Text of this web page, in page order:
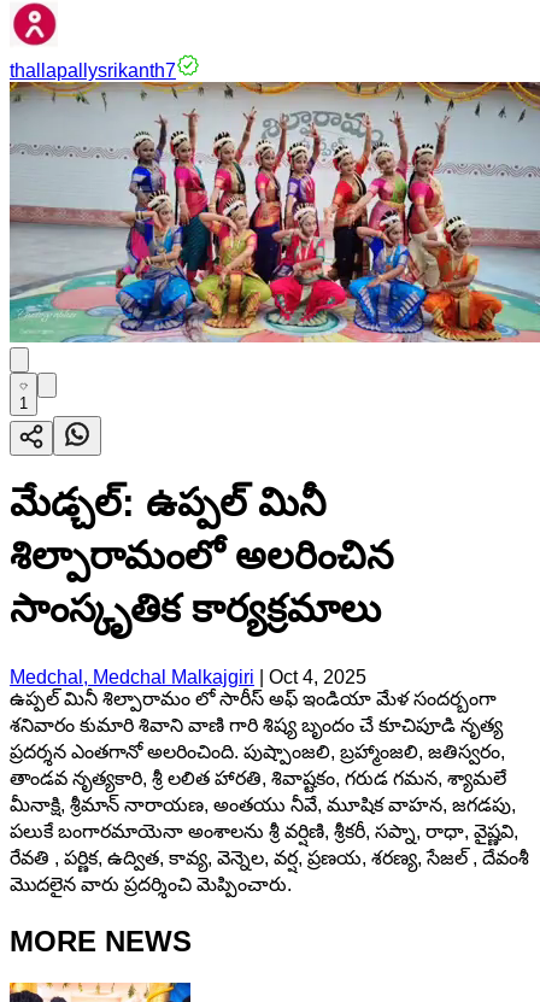
thallapallysrikanth7
1
మేడ్చల్: ఉప్పల్ మినీ
శిల్పారామంలో అలరించిన
సాంస్కృతిక కార్యక్రమాలు
Medchal, Medchal Malkajgiri
Oct 4, 2025
ఉప్పల్ మినీ శిల్పారామం లో సారీస్ అఫ్ ఇండియా మేళ సందర్బంగా
శనివారం కుమారి శివాని వాణి గారి శిష్య బృందం చే కూచిపూడి నృత్య
ప్రదర్శన ఎంతగానో అలరించింది. పుష్పాంజలి, బ్రహ్మాంజలి, జతిస్వరం,
తాండవ నృత్యకారి, శ్రీ లలిత హారతి, శివాష్టకం, గరుడ గమన, శ్యామలే
మీనాక్షి, శ్రీమాన్ నారాయణ, అంతయు నీవే, మూషిక వాహన, జగడపు,
పలుకే బంగారమాయెనా అంశాలను శ్రీ వర్షిణి, శ్రీకరీ, సప్నా, రాధా, వైష్ణవి,
రేవతి , పర్ణిక, ఉద్విత, కావ్య, వెన్నెల, వర్ష, ప్రణయ, శరణ్య, సేజల్ , దేవంశీ
మొదలైన వారు ప్రదర్శించి మెప్పించారు.
MORE NEWS